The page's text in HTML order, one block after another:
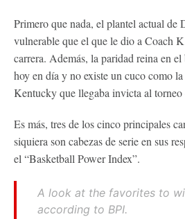
Primero que nada, el plantel actual de
vulnerable que el que le dio a Coach
carrera. Además, la paridad reina en
hoy en día y no existe un cuco como
Kentucky que llegaba invicta al torneo
Es más, tres de los cinco principales
siquiera son cabezas de serie en sus
el “Basketball Power Index”.
A look at the favorites to
according to BPI.